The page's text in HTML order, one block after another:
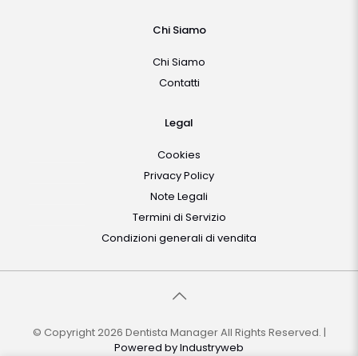
Chi Siamo
Chi Siamo
Contatti
Legal
Cookies
Privacy Policy
Note Legali
Termini di Servizio
Condizioni generali di vendita
© Copyright 2026 Dentista Manager All Rights Reserved. |
Powered byIndustryweb